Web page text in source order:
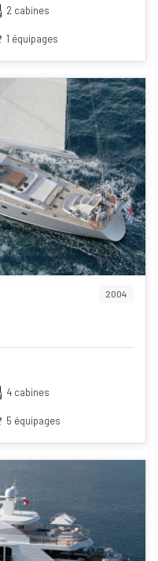
2 cabines
1 équipages
2004
4 cabines
5 équipages